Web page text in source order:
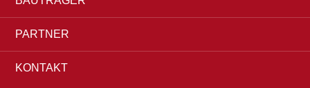
PARTNER
KONTAKT